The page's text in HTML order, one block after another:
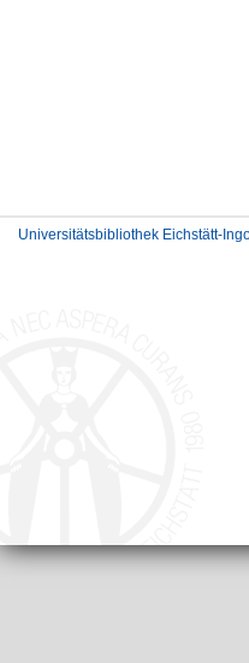
Universitätsbibliothek Eichstätt-